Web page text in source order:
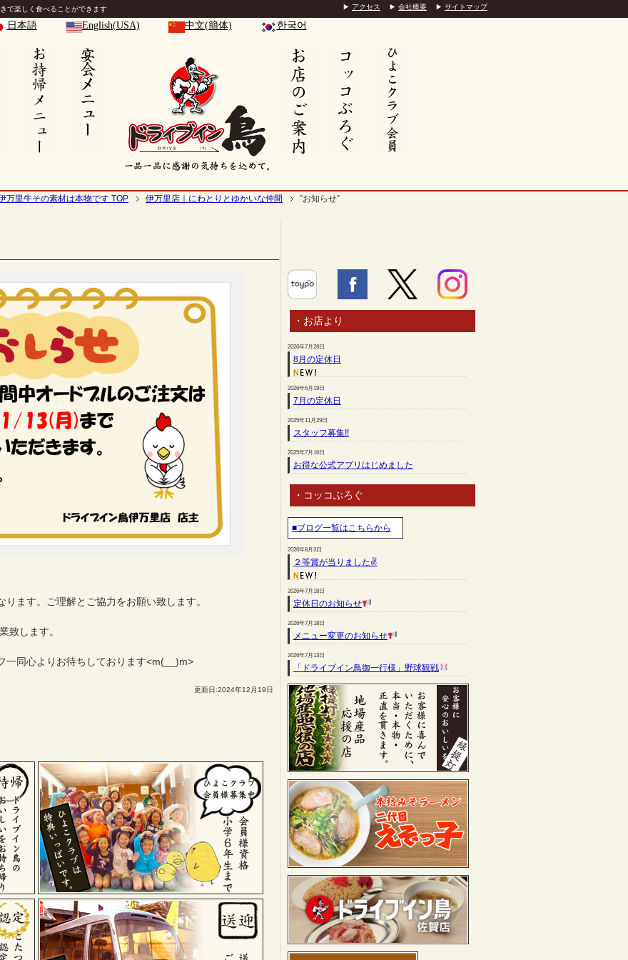
で楽しく食べることができます
日本語 English(USA) 中文(簡体) 한국어
万里牛その素材は本物です TOP 伊万里店｜にわとりとゆかいな仲間 ”お知らせ”
ます。ご理解とご協力をお願い致します。
致します。
一同心よりお待ちしております<m(__)m>
更新日:2024年12月19日
・お店より
2026年7月28日
8月の定休日
2026年6月19日
7月の定休日
2025年11月29日
スタッフ募集!!
2025年7月16日
お得な公式アプリはじめました
・コッコぶろぐ
■ブログ一覧はこちらから
2026年8月3日
２等賞が当りました✌
2026年7月18日
定休日のお知らせ
2026年7月18日
メニュー変更のお知らせ
2026年7月13日
「ドライブイン鳥御一行様」野球観戦
アクセス 会社概要 サイトマップ